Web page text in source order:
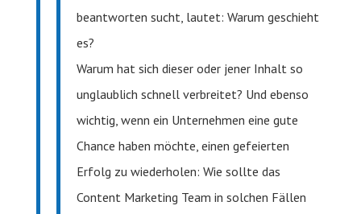
beantworten sucht, lautet: Warum geschieht
es?
Warum hat sich dieser oder jener Inhalt so
unglaublich schnell verbreitet? Und ebenso
wichtig, wenn ein Unternehmen eine gute
Chance haben möchte, einen gefeierten
Erfolg zu wiederholen: Wie sollte das
Content Marketing Team in solchen Fällen